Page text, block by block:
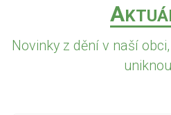
A
Novinky z dění v naší